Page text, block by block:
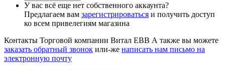
У вас всё еще нет собственного аккаунта?
Предлагаем вам зарегистрироваться и получить доступ
ко всем привелегиям магазина
Контакты Торговой компании Витал ЕВВ А также вы можете
заказать обратный звонок или-же написать нам письмо на
электронную почту